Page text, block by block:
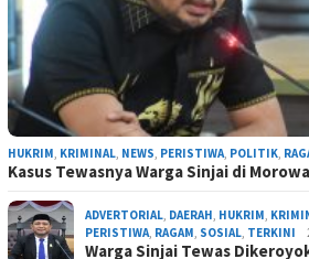
HUKRIM, KRIMINAL, NEWS, PERISTIWA, POLITIK,
Kasus Tewasnya Warga Sinjai di
ADVERTORIAL, DAERAH, HUKRIM,
PERISTIWA, RAGAM, SOSIAL, TERKINI
Warga Sinjai Tewas